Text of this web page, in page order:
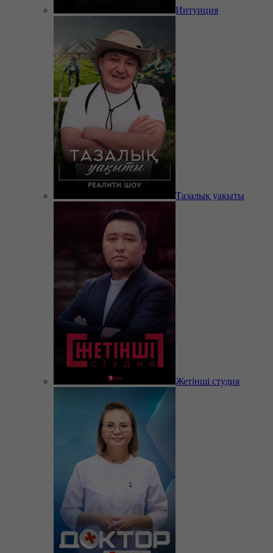
Интуиция
Тазалық уақыты
Жетінші студия